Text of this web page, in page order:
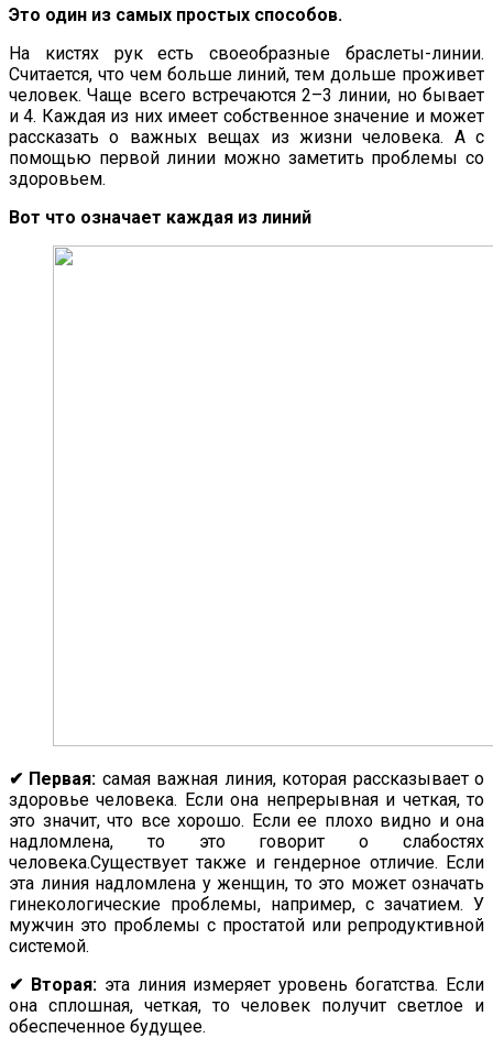
Это один из самых простых способов.
На кистях рук есть своеобразные браслеты-линии.
Считается, что чем больше линий, тем дольше проживет
человек. Чаще всего встречаются 2–3 линии, но бывает
и 4. Каждая из них имеет собственное значение и может
рассказать о важных вещах из жизни человека. А с
помощью первой линии можно заметить проблемы со
здоровьем.
Вот что означает каждая из линий
✔ Первая: самая важная линия, которая рассказывает о
здоровье человека. Если она непрерывная и четкая, то
это значит, что все хорошо. Если ее плохо видно и она
надломлена, то это говорит о слабостях
человека.Существует также и гендерное отличие. Если
эта линия надломлена у женщин, то это может означать
гинекологические проблемы, например, с зачатием. У
мужчин это проблемы с простатой или репродуктивной
системой.
✔ Вторая:эта линия измеряет уровень богатства. Если
она сплошная, четкая, то человек получит светлое и
обеспеченное будущее.